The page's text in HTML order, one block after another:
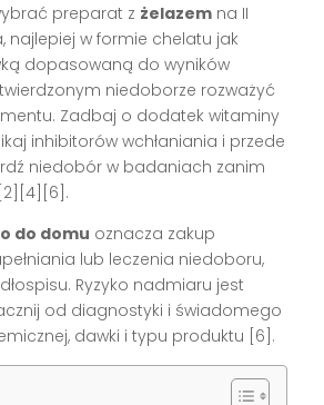
preparat z żelazem na II
najlepiej w formie chelatu jak
dopasowaną do wyników
niedoborze rozważyć
Zadbaj o dodatek witaminy
inhibitorów wchłaniania i przede
niedobór w badaniach zanim
do domu oznacza zakup
lub leczenia niedoboru,
Ryzyko nadmiaru jest
od diagnostyki i świadomego
dawki i typu produktu [6].